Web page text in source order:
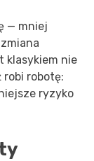
— mniej
klasykiem nie
robi robotę:
ryzyko